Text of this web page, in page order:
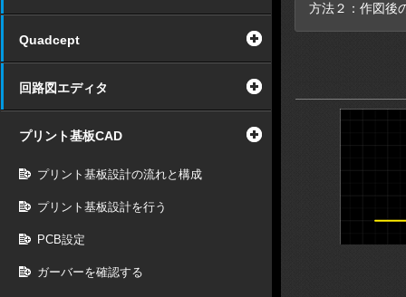
Quadcept
回路図エディタ
プリント基板CAD
プリント基板設計の流れと構成
プリント基板設計を行う
PCB設定
ガーバーを確認する
方法２：作図後